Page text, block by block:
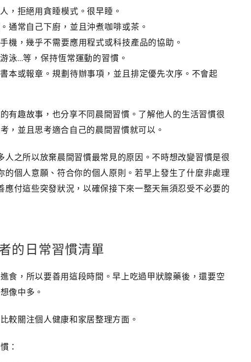
，拒絕用貪睡模式。很早睡。
通常自己下廚，並且沖煮咖啡或茶。
機，幾乎不需要應用程式或科技產品的協助。
泳…等，保持恆常運動的習慣。
本或報章。規劃待辦事項，並且排定優先次序。不會起
有趣故事，也分享不同晨間習慣。了解他人的生活習慣很
，並且思考適合自己的晨間習慣就可以。
人之所以放棄晨間習慣最常見的原因。不時想改變習慣是很
的個人意願、符合你的個人原則。若早上發生了什麼非處理
應付這些突發狀況，以確保接下來一整天無須忍受不必要的
的日常習慣清單
食，所以要善用這段時間。早上吃過甲狀腺藥後，還要空
像中多。
較關注個人健康和家居整理方面。
：